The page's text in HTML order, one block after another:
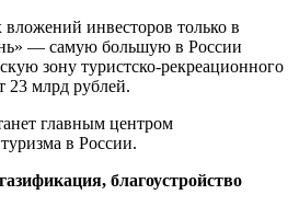
инвесторов только в
— самую большую в России
зону туристско-рекреационного
млрд рублей.
главным центром
в России.
благоустройство